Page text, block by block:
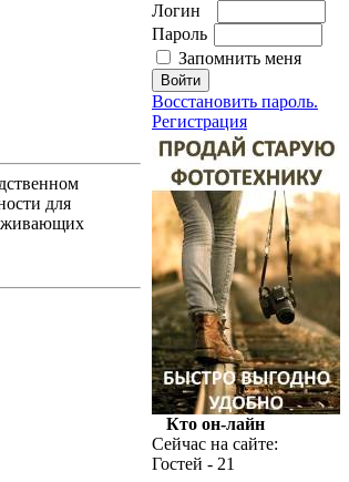
для
Логин
Пароль
Запомнить меня
Восстановить пароль.
Регистрация
Кто он-лайн
Сейчас на сайте:
Гостей - 21